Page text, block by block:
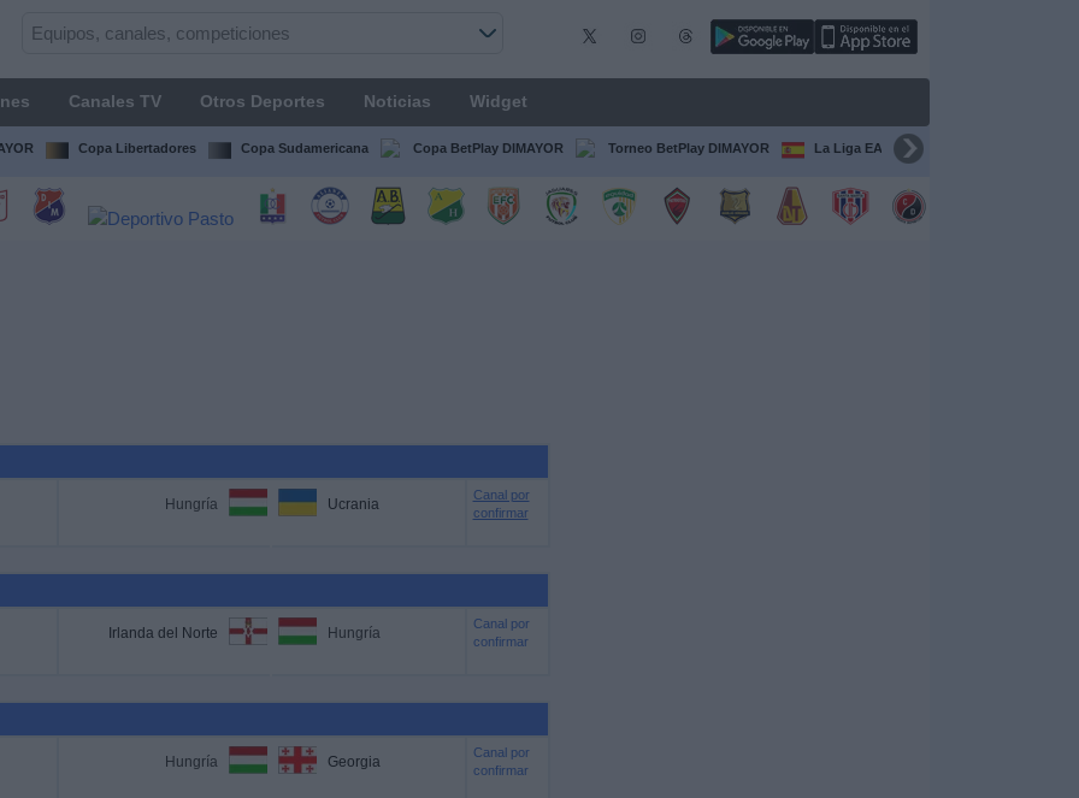
Canales TV Otros Deportes Noticias Widget
Copa Libertadores Copa Sudamericana Copa BetPlay DIMAYOR Torneo BetPlay DIMAYOR La Liga EA Sports
Hungría Ucrania
Canal por
confirmar
Irlanda del Norte Hungría
Canal por
confirmar
Hungría Georgia
Canal por
confirmar